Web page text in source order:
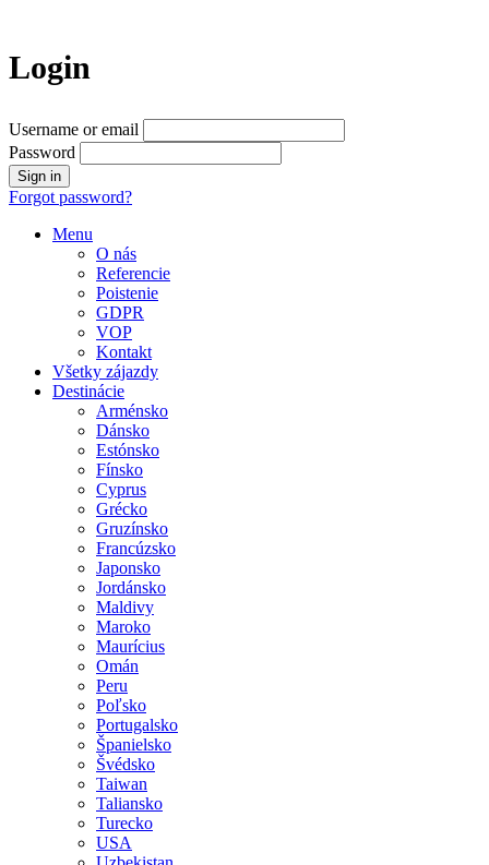
Login
Username or email
Password
Forgot password?
Menu
O nás
Referencie
Poistenie
GDPR
VOP
Kontakt
Všetky zájazdy
Destinácie
Arménsko
Dánsko
Estónsko
Fínsko
Cyprus
Grécko
Gruzínsko
Francúzsko
Japonsko
Jordánsko
Maldivy
Maroko
Maurícius
Omán
Peru
Poľsko
Portugalsko
Španielsko
Švédsko
Taiwan
Taliansko
Turecko
USA